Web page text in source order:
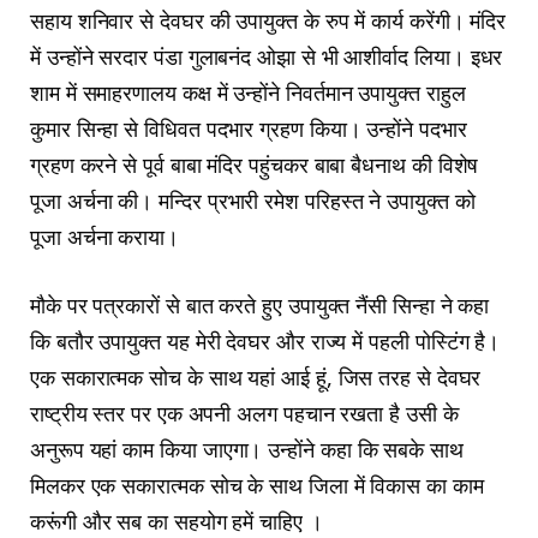
सहाय शनिवार से देवघर की उपायुक्त के रुप में कार्य करेंगी। मंदिर
में उन्होंने सरदार पंडा गुलाबनंद ओझा से भी आशीर्वाद लिया। इधर
शाम में समाहरणालय कक्ष में उन्होंने निवर्तमान उपायुक्त राहुल
कुमार सिन्हा से विधिवत पदभार ग्रहण किया। उन्होंने पदभार
ग्रहण करने से पूर्व बाबा मंदिर पहुंचकर बाबा बैधनाथ की विशेष
पूजा अर्चना की। मन्दिर प्रभारी रमेश परिहस्त ने उपायुक्त को
पूजा अर्चना कराया।
मौके पर पत्रकारों से बात करते हुए उपायुक्त नैंसी सिन्हा ने कहा
कि बतौर उपायुक्त यह मेरी देवघर और राज्य में पहली पोस्टिंग है।
एक सकारात्मक सोच के साथ यहां आई हूं, जिस तरह से देवघर
राष्ट्रीय स्तर पर एक अपनी अलग पहचान रखता है उसी के
अनुरूप यहां काम किया जाएगा। उन्होंने कहा कि सबके साथ
मिलकर एक सकारात्मक सोच के साथ जिला में विकास का काम
करूंगी और सब का सहयोग हमें चाहिए ।